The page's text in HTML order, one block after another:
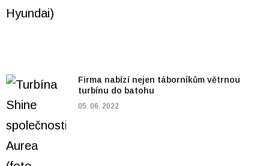
Firma nabízí nejen táborníkům větrnou
turbínu do batohu
05. 06. 2022